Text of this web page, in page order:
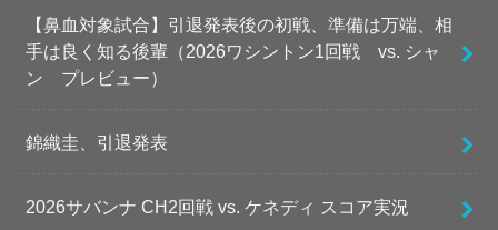
【鼻血対象試合】引退発表後の初戦、準備は万端、相
手は良く知る後輩（2026ワシントン1回戦 vs. シャ
ン プレビュー）
錦織圭、引退発表
2026サバンナ CH2回戦 vs. ケネディ スコア実況